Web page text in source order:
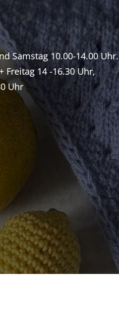
Samstag 10.00-14.00 Uhr.
Freitag 14 -16.30 Uhr,
Uhr